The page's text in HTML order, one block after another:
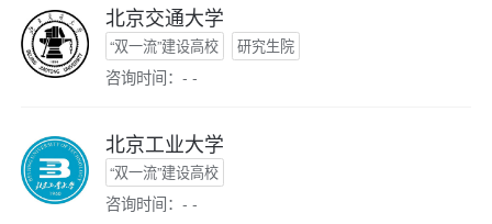
北京交通大学
“双一流”建设高校 研究生院
咨询时间：- -
北京工业大学
“双一流”建设高校
咨询时间：- -